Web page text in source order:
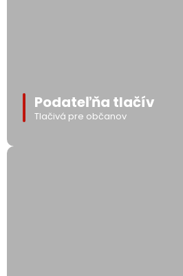
Podateľňa tlačív
Tlačivá pre občanov